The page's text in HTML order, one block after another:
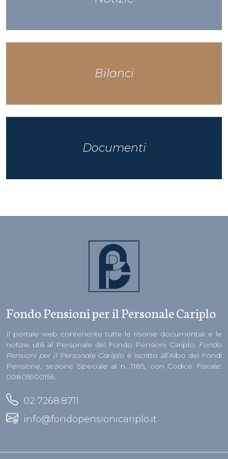
Bilanci
Documenti
Fondo Pensioni per il Personale Cariplo
Il portale web contenente tutte le risorse documentali e le
notizie utili al Personale del Fondo Pensioni Cariplo. Fondo
Pensioni per il Personale Cariplo è iscritto all’Albo dei Fondi
Pensione, sezione Speciale al n. 1185, con Codice Fiscale:
00805900156.
02 7268.8711
info@fondopensionicariplo.it